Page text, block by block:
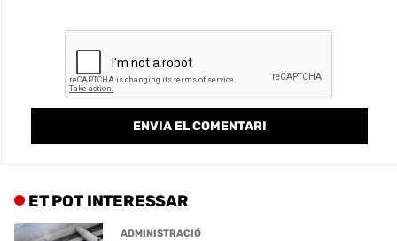
ET POT INTERESSAR
ADMINISTRACIÓ